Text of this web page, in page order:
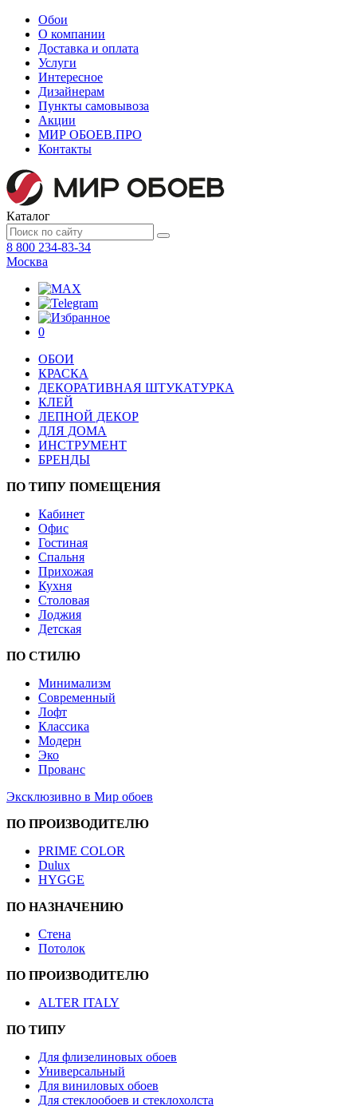
Обои
О компании
Доставка и оплата
Услуги
Интересное
Дизайнерам
Пункты самовывоза
Акции
МИР ОБОЕВ.ПРО
Контакты
Каталог
8 800 234-83-34
Москва
0
ОБОИ
КРАСКА
ДЕКОРАТИВНАЯ ШТУКАТУРКА
КЛЕЙ
ЛЕПНОЙ ДЕКОР
ДЛЯ ДОМА
ИНСТРУМЕНТ
БРЕНДЫ
ПО ТИПУ ПОМЕЩЕНИЯ
Кабинет
Офис
Гостиная
Спальня
Прихожая
Кухня
Столовая
Лоджия
Детская
ПО СТИЛЮ
Минимализм
Современный
Лофт
Классика
Модерн
Эко
Прованс
Эксклюзивно в Мир обоев
ПО ПРОИЗВОДИТЕЛЮ
PRIME COLOR
Dulux
HYGGE
ПО НАЗНАЧЕНИЮ
Стена
Потолок
ПО ПРОИЗВОДИТЕЛЮ
ALTER ITALY
ПО ТИПУ
Для флизелиновых обоев
Универсальный
Для виниловых обоев
Для стеклообоев и стеклохолста